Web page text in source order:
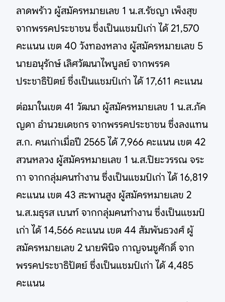
ลาดพร้าว ผู้สมัครหมายเลข 1 น.ส.รัชญา เพ็งสุข
จากพรรคประชาชน ซึ่งเป็นแชมป์เก่า ได้ 21,570
คะแนน เขต 40 วังทองหลาง ผู้สมัครหมายเลข 5
นายอนุรักษ์ เลิศวัฒนาไพบูลย์ จากพรรค
ประชาธิปัตย์ ซึ่งเป็นแชมป์เก่า ได้ 17,611 คะแนน
ต่อมาในเขต 41 วัฒนา ผู้สมัครหมายเลข 1 น.ส.ภัค
ญดา อำนวยเดชกร จากพรรคประชาชน ซึ่งลงแทน
ส.ก. คนเก่าเมื่อปี 2565 ได้ 7,966 คะแนน เขต 42
สวนหลวง ผู้สมัครหมายเลข 1 น.ส.ปิยะวรรณ จระ
กา จากกลุ่มคนทำงาน ซึ่งเป็นแชมป์เก่า ได้ 16,819
คะแนน เขต 43 สะพานสูง ผู้สมัครหมายเลข 2
น.ส.มธุรส เบนท์ จากกลุ่มคนทำงาน ซึ่งเป็นแชมป์
เก่า ได้ 14,566 คะแนน เขต 44 สัมพันธวงศ์ ผู้
สมัครหมายเลข 2 นายพินิจ กาญจนชูศักดิ์ จาก
พรรคประชาธิปัตย์ ซึ่งเป็นแชมป์เก่า ได้ 4,485
คะแนน